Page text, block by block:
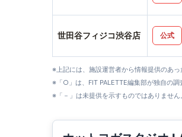
世田谷フィジコ渋谷店 公式
※上記には、施設運営者から情報提供のあ
※「○」は、FIT PALETTE編集部が独自の調
※「－」は未提供を示すものではありませ